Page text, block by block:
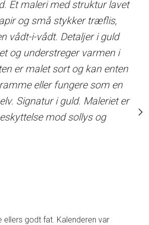
lavet
og
og
og et
kvalitetslærred. Et
struktur lavet med
granulat. Detaljer i guld
understreger varmen i
malet sort og kan enten
ramme eller fungere
selv. Signatur i guld.
beskyttelse mod sollys
endda. Men efter mødet med
Et maleri med struktur lavet
og små stykker træflis,
vådt-i-vådt. Detaljer i guld
og understreger varmen i
er malet sort og kan enten
eller fungere som en
Signatur i guld. Maleriet er
mod sollys og
ellers godt fat. Kalenderen var